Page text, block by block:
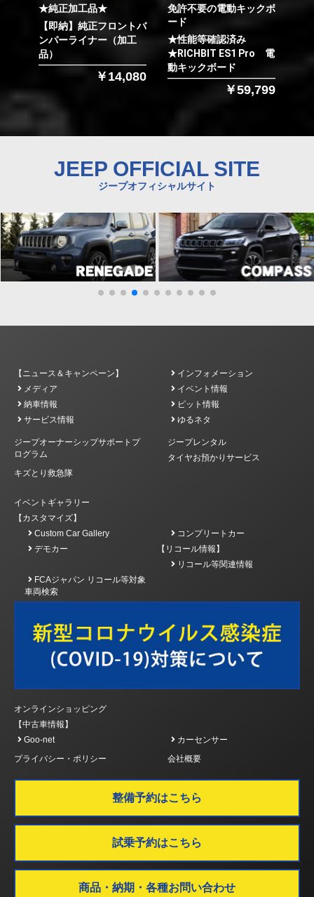
★純正加工品★
【即納】純正フロントバ
ンパーライナー（加工
品）
￥14,080
免許不要の電動キックボ
ード
★性能等確認済み
★RICHBIT ES1 Pro 電
動キックボード
￥59,799
JEEP OFFICIAL SITE
ジープオフィシャルサイト
【ニュース＆キャンペーン】
インフォメーション
メディア
イベント情報
納車情報
ピット情報
サービス情報
ゆるネタ
ジープオーナーシップサポートプ
ログラム
ジープレンタル
タイヤお預かりサービス
キズとり救急隊
イベントギャラリー
【カスタマイズ】
Custom Car Gallery
コンプリートカー
デモカー
【リコール情報】
リコール等関連情報
FCAジャパン リコール等対象
車両検索
オンラインショッピング
【中古車情報】
Goo-net
カーセンサー
プライバシー・ポリシー
会社概要
整備予約はこちら
試乗予約はこちら
商品・納期・各種お問い合わせ